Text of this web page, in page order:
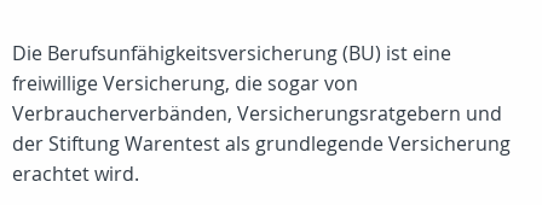
Die Berufsunfähigkeitsversicherung (BU) ist eine
freiwillige Versicherung, die sogar von
Verbraucherverbänden, Versicherungsratgebern und
der Stiftung Warentest als grundlegende Versicherung
erachtet wird.